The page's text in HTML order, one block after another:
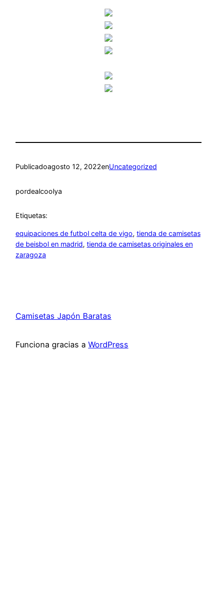
Publicadoagosto 12, 2022enUncategorized
pordealcoolya
Etiquetas:
equipaciones de futbol celta de vigo, tienda de camisetas
de beisbol en madrid, tienda de camisetas originales en
zaragoza
Camisetas Japón Baratas
Funciona gracias a WordPress